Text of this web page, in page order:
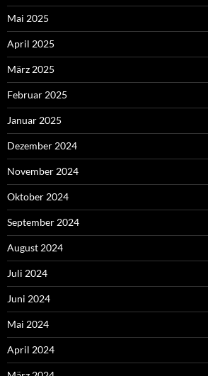
Mai 2025
April 2025
März 2025
Februar 2025
Januar 2025
Dezember 2024
November 2024
Oktober 2024
September 2024
August 2024
Juli 2024
Juni 2024
Mai 2024
April 2024